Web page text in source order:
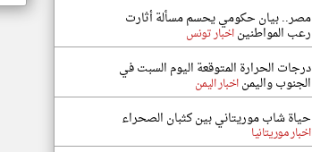
مصر.. بيان حكومي يحسم مسألة أثارت
رعب المواطنيناخبار تونس
درجات الحرارة المتوقعة اليوم السبت في
الجنوب واليمناخبار اليمن
حياة شاب موريتاني بين كثبان الصحراء
اخبار موريتانيا